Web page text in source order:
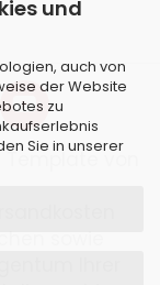
und
auch von
der Website
zu
Sie in unserer
von
Ihrer